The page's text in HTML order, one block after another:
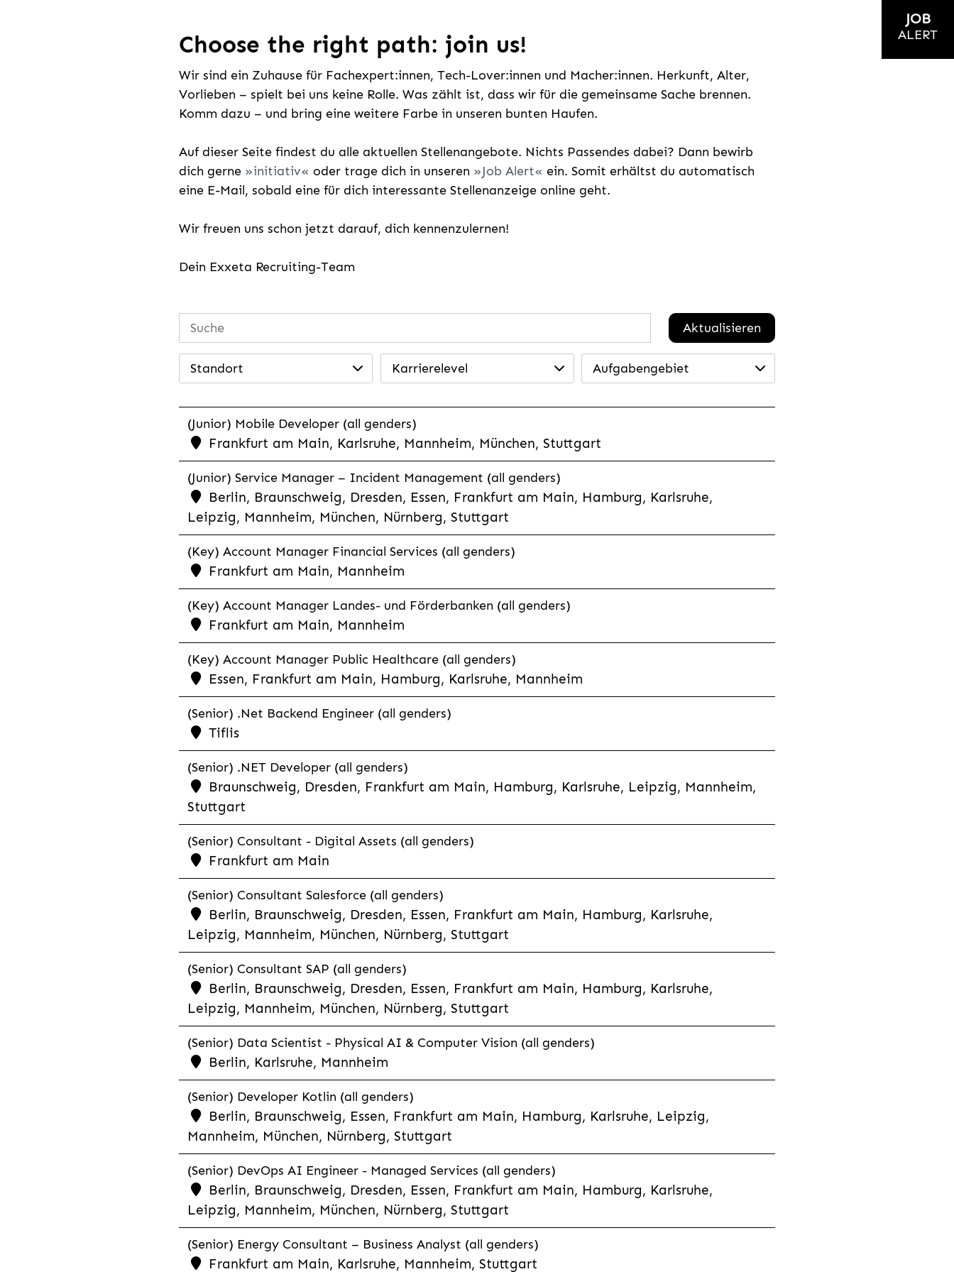
Choose the right path: join us!
Wir sind ein Zuhause für Fachexpert:innen, Tech-Lover:innen und Macher:innen. Herkunft, Alter,
Vorlieben – spielt bei uns keine Rolle. Was zählt ist, dass wir für die gemeinsame Sache brennen.
Komm dazu – und bring eine weitere Farbe in unseren bunten Haufen.
Auf dieser Seite findest du alle aktuellen Stellenangebote. Nichts Passendes dabei? Dann bewirb
dich gerne
initiativ oder trage dich in unseren Job Alert
ein. Somit erhältst du automatisch
eine E-Mail, sobald eine für dich interessante Stellenanzeige online geht.
Wir freuen uns schon jetzt darauf, dich kennenzulernen!
Dein Exxeta Recruiting-Team
Aktualisieren
Standort Karrierelevel Aufgabengebiet
(Junior) Mobile Developer (all genders)
Frankfurt am Main, Karlsruhe, Mannheim, München, Stuttgart
(Junior) Service Manager – Incident Management (all genders)
Berlin, Braunschweig, Dresden, Essen, Frankfurt am Main, Hamburg, Karlsruhe,
Leipzig, Mannheim, München, Nürnberg, Stuttgart
(Key) Account Manager Financial Services (all genders)
Frankfurt am Main, Mannheim
(Key) Account Manager Landes- und Förderbanken (all genders)
Frankfurt am Main, Mannheim
(Key) Account Manager Public Healthcare (all genders)
Essen, Frankfurt am Main, Hamburg, Karlsruhe, Mannheim
(Senior) .Net Backend Engineer (all genders)
Tiflis
(Senior) .NET Developer (all genders)
Braunschweig, Dresden, Frankfurt am Main, Hamburg, Karlsruhe, Leipzig, Mannheim,
Stuttgart
(Senior) Consultant - Digital Assets (all genders)
Frankfurt am Main
(Senior) Consultant Salesforce (all genders)
Berlin, Braunschweig, Dresden, Essen, Frankfurt am Main, Hamburg, Karlsruhe,
Leipzig, Mannheim, München, Nürnberg, Stuttgart
(Senior) Consultant SAP (all genders)
Berlin, Braunschweig, Dresden, Essen, Frankfurt am Main, Hamburg, Karlsruhe,
Leipzig, Mannheim, München, Nürnberg, Stuttgart
(Senior) Data Scientist - Physical AI & Computer Vision (all genders)
Berlin, Karlsruhe, Mannheim
(Senior) Developer Kotlin (all genders)
Berlin, Braunschweig, Essen, Frankfurt am Main, Hamburg, Karlsruhe, Leipzig,
Mannheim, München, Nürnberg, Stuttgart
(Senior) DevOps AI Engineer - Managed Services (all genders)
Berlin, Braunschweig, Dresden, Essen, Frankfurt am Main, Hamburg, Karlsruhe,
Leipzig, Mannheim, München, Nürnberg, Stuttgart
(Senior) Energy Consultant – Business Analyst (all genders)
Frankfurt am Main, Karlsruhe, Mannheim, Stuttgart
JOB
ALERT